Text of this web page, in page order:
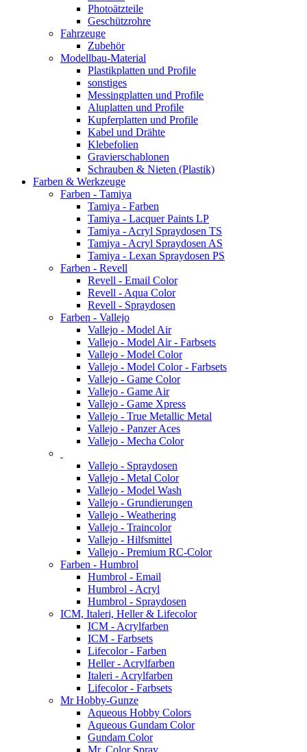
Photoätzteile
Geschützrohre
Fahrzeuge
Zubehör
Modellbau-Material
Plastikplatten und Profile
sonstiges
Messingplatten und Profile
Aluplatten und Profile
Kupferplatten und Profile
Kabel und Drähte
Klebefolien
Gravierschablonen
Schrauben & Nieten (Plastik)
Farben & Werkzeuge
Farben - Tamiya
Tamiya - Farben
Tamiya - Lacquer Paints LP
Tamiya - Acryl Spraydosen TS
Tamiya - Acryl Spraydosen AS
Tamiya - Lexan Spraydosen PS
Farben - Revell
Revell - Email Color
Revell - Aqua Color
Revell - Spraydosen
Farben - Vallejo
Vallejo - Model Air
Vallejo - Model Air - Farbsets
Vallejo - Model Color
Vallejo - Model Color - Farbsets
Vallejo - Game Color
Vallejo - Game Air
Vallejo - Game Xpress
Vallejo - True Metallic Metal
Vallejo - Panzer Aces
Vallejo - Mecha Color
Vallejo - Spraydosen
Vallejo - Metal Color
Vallejo - Model Wash
Vallejo - Grundierungen
Vallejo - Weathering
Vallejo - Traincolor
Vallejo - Hilfsmittel
Vallejo - Premium RC-Color
Farben - Humbrol
Humbrol - Email
Humbrol - Acryl
Humbrol - Spraydosen
ICM, Italeri, Heller & Lifecolor
ICM - Acrylfarben
ICM - Farbsets
Lifecolor - Farben
Heller - Acrylfarben
Italeri - Acrylfarben
Lifecolor - Farbsets
Mr Hobby-Gunze
Aqueous Hobby Colors
Aqueous Gundam Color
Gundam Color
Mr. Color Spray